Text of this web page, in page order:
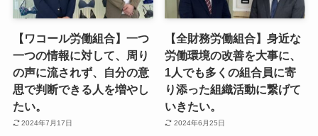
【ワコール労働組合】一つ
一つの情報に対して、周り
の声に流されず、自分の意
思で判断できる人を増やし
たい。
2024年7月17日
【全財務労働組合】身近な
労働環境の改善を大事に、
1人でも多くの組合員に寄
り添った組織活動に繋げて
いきたい。
2024年6月25日